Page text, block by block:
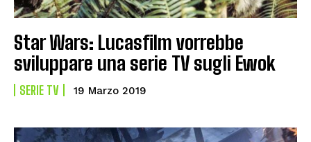
Star Wars: Lucasfilm vorrebbe
sviluppare una serie TV sugli Ewok
SERIE TV 19 Marzo 2019